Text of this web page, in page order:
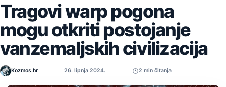
Tragovi warp pogona
mogu otkriti postojanje
vanzemaljskih civilizacija
Kozmos.hr 26. lipnja 2024. 2 min čitanja